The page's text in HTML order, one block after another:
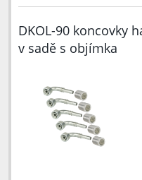
DKOL-90 koncovky
v sadě s objímka